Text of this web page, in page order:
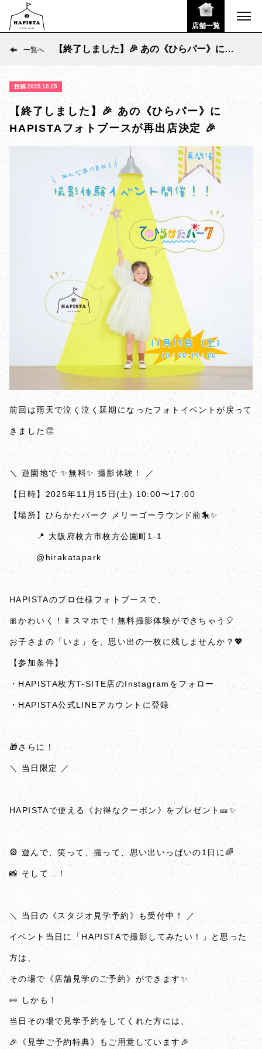
店舗一覧
一覧へ
【終了しました】🎉 あの《ひらパー》に
投稿 2025.10.25
【終了しました】🎉 あの《ひらパー》に
HAPISTAフォトブースが再出店決定 🎉
前回は雨天で泣く泣く延期になったフォトイベントが戻って
きました👏
＼ 遊園地で ✨無料✨ 撮影体験！ ／
【日時】2025年11月15日(土) 10:00〜17:00
【場所】ひらかたパーク メリーゴーラウンド前🎠✨
📍 大阪府枚方市枚方公園町1-1
@hirakatapark
HAPISTAのプロ仕様フォトブースで、
🎀かわいく！📱スマホで！無料撮影体験ができちゃう🎈
お子さまの「いま」を、思い出の一枚に残しませんか？💖
【参加条件】
・HAPISTA枚方T-SITE店のInstagramをフォロー
・HAPISTA公式LINEアカウントに登録
🎁さらに！
＼ 当日限定 ／
HAPISTAで使える《お得なクーポン》をプレゼント🎫✨
🎡 遊んで、笑って、撮って、思い出いっぱいの1日に🌈
📸 そして…！
＼ 当日の《スタジオ見学予約》も受付中！ ／
イベント当日に「HAPISTAで撮影してみたい！」と思った
方は、
その場で《店舗見学のご予約》ができます✨
👀 しかも！
当日その場で見学予約をしてくれた方には、
🎉《見学ご予約特典》もご用意しています🎉